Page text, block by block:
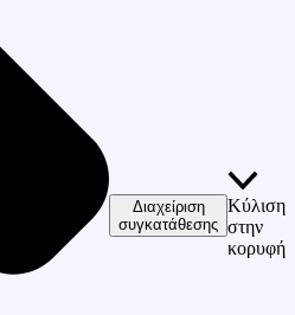
Διαχείριση
συγκατάθεσης
Κύλιση
στην
κορυφή